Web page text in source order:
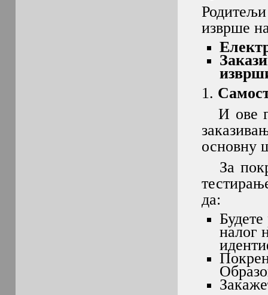
изврше
1.
И ове
основну
За
да:
налог